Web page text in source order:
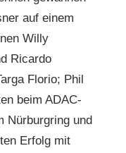
auf einem
Willy
Ricardo
Florio; Phil
beim ADAC-
Nürburgring und
Erfolg mit